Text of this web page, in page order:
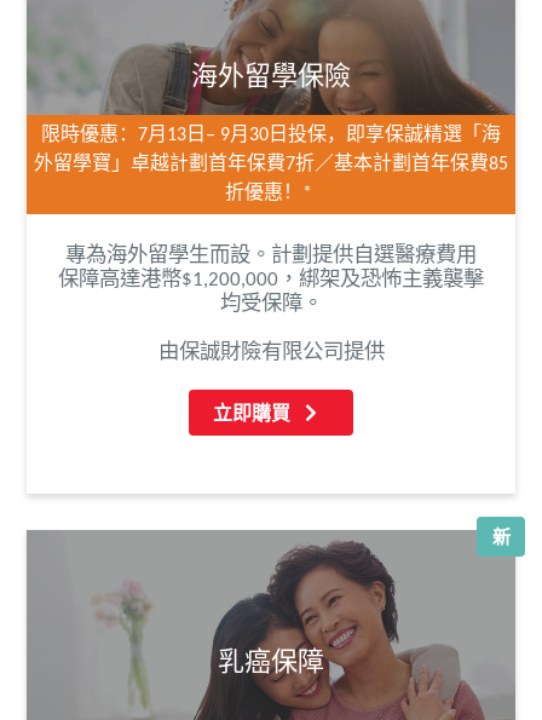
海外留學保險
限時優惠： 7月 13 日– 9月 30 日投保，即享保誠精選「海
外留學寶」卓越計劃首年保費7折／基本計劃首年保費85
折優惠！
*
專為海外留學生而設。計劃提供自選醫療費用
保障高達港幣$1,200,000，綁架及恐怖主義襲擊
均受保障。
由保誠財險有限公司提供
立即購買
乳癌保障
新